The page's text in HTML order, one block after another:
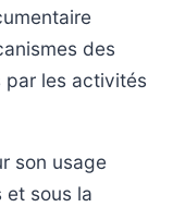
des
par les activités
son usage
et sous la